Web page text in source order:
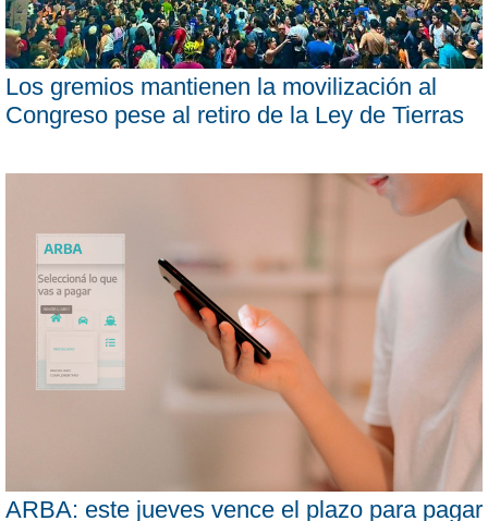
Los gremios mantienen la movilización al
Congreso pese al retiro de la Ley de Tierras
ARBA: este jueves vence el plazo para pagar